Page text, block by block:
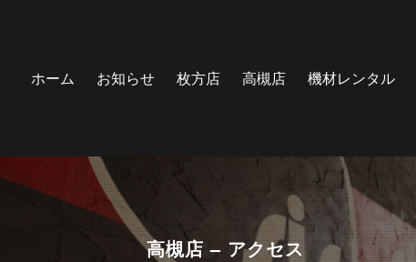
ホーム お知らせ 枚方店 高槻店 機材レンタル
高槻店 – アクセス